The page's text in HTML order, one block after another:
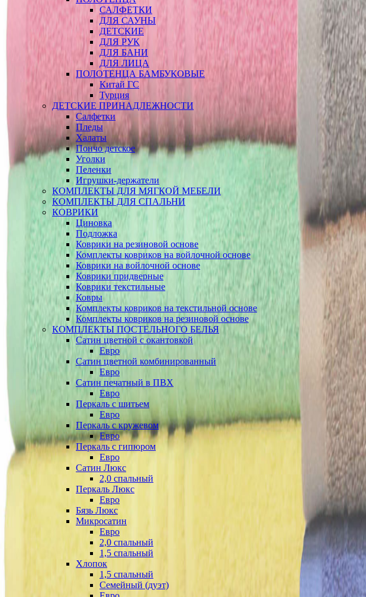
САЛФЕТКИ
ДЛЯ САУНЫ
ДЕТСКИЕ
ДЛЯ РУК
ДЛЯ БАНИ
ДЛЯ ЛИЦА
ПОЛОТЕНЦА БАМБУКОВЫЕ
Китай ГС
Турция
ДЕТСКИЕ ПРИНАДЛЕЖНОСТИ
Салфетки
Пледы
Халаты
Пончо детское
Уголки
Пеленки
Игрушки-держатели
КОМПЛЕКТЫ ДЛЯ МЯГКОЙ МЕБЕЛИ
КОМПЛЕКТЫ ДЛЯ СПАЛЬНИ
КОВРИКИ
Циновка
Подложка
Коврики на резиновой основе
Комплекты ковриков на войлочной основе
Коврики на войлочной основе
Коврики придверные
Коврики текстильные
Ковры
Комплекты ковриков на текстильной основе
Комплекты ковриков на резиновой основе
КОМПЛЕКТЫ ПОСТЕЛЬНОГО БЕЛЬЯ
Сатин цветной с окантовкой
Евро
Сатин цветной комбинированный
Евро
Сатин печатный в ПВХ
Евро
Перкаль с шитьем
Евро
Перкаль с кружевом
Евро
Перкаль с гипюром
Евро
Сатин Люкс
2,0 спальный
Перкаль Люкс
Евро
Бязь Люкс
Микросатин
Евро
2,0 спальный
1,5 спальный
Хлопок
1,5 спальный
Семейный (дуэт)